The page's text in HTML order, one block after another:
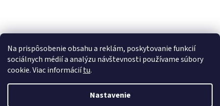
Na prispôsobenie obsahu a reklám, poskytovanie funkcií
sociálnych médií a analýzu návštevnosti používame súbory
cookie. Viac informáciítu.
Nastavenie
á